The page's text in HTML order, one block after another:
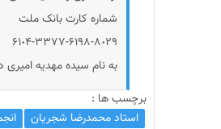
شماره کارت بانک ملت
۶۱٠۴-۳۳۷۷-۶۱۹۸-۸٠۲۹
به نام سیده مهدیه
برچسب ها :
استاد محمدرضا شجریان